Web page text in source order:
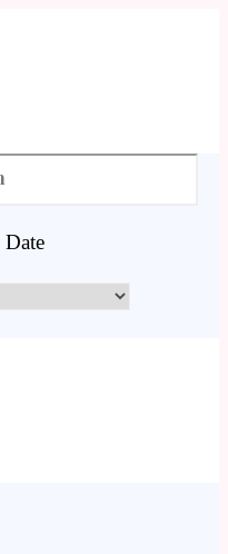
Date